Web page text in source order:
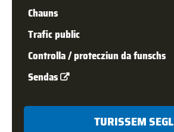
Chauns
Trafic public
Controlla / protecziun da funschs
Sendas
TURISSEM SEGL